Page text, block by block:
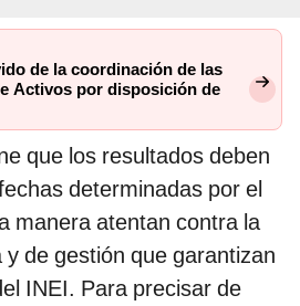
de la coordinación de las
Activos por disposición de
que los resultados deben
determinadas por el
manera atentan contra la
de gestión que garantizan
INEI. Para precisar de